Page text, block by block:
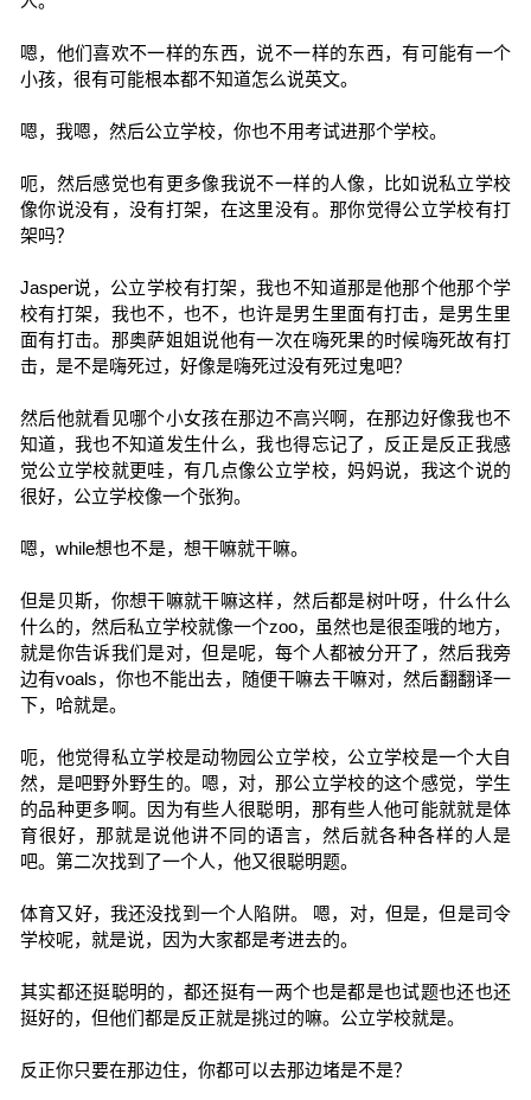
嗯，他们喜欢不一样的东西，说不一样的东西，有可能有一个
小孩，很有可能根本都不知道怎么说英文。
嗯，我嗯，然后公立学校，你也不用考试进那个学校。
呃，然后感觉也有更多像我说不一样的人像，比如说私立学校
像你说没有，没有打架，在这里没有。那你觉得公立学校有打
架吗？
Jasper说，公立学校有打架，我也不知道那是他那个他那个学
校有打架，我也不，也不，也许是男生里面有打击，是男生里
面有打击。那奥萨姐姐说他有一次在嗨死果的时候嗨死故有打
击，是不是嗨死过，好像是嗨死过没有死过鬼吧？
然后他就看见哪个小女孩在那边不高兴啊，在那边好像我也不
知道，我也不知道发生什么，我也得忘记了，反正是反正我感
觉公立学校就更哇，有几点像公立学校，妈妈说，我这个说的
很好，公立学校像一个张狗。
嗯，while想也不是，想干嘛就干嘛。
但是贝斯，你想干嘛就干嘛这样，然后都是树叶呀，什么什么
什么的，然后私立学校就像一个zoo，虽然也是很歪哦的地方，
就是你告诉我们是对，但是呢，每个人都被分开了，然后我旁
边有voals，你也不能出去，随便干嘛去干嘛对，然后翻翻译一
下，哈就是。
呃，他觉得私立学校是动物园公立学校，公立学校是一个大自
然，是吧野外野生的。嗯，对，那公立学校的这个感觉，学生
的品种更多啊。因为有些人很聪明，那有些人他可能就就是体
育很好，那就是说他讲不同的语言，然后就各种各样的人是
吧。第二次找到了一个人，他又很聪明题。
体育又好，我还没找到一个人陷阱。 嗯，对，但是，但是司令
学校呢，就是说，因为大家都是考进去的。
其实都还挺聪明的，都还挺有一两个也是都是也试题也还也还
挺好的，但他们都是反正就是挑过的嘛。公立学校就是。
反正你只要在那边住，你都可以去那边堵是不是？